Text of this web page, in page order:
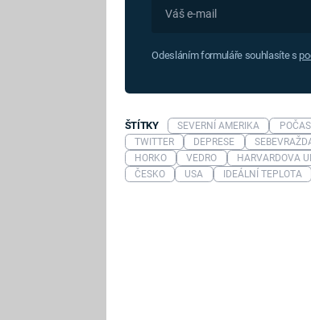
Odesláním formuláře souhlasíte s
ŠTÍTKY SEVERNÍ AMERIKA
TWITTER
DEPRESE
HORKO
VEDRO
HARVARDOVA
ČESKO
USA IDEÁLNÍ TEPLOTA